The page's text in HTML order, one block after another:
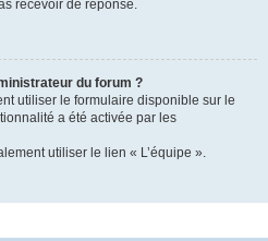
recevoir de réponse.
du forum ?
utiliser le formulaire disponible sur le
a été activée par les
utiliser le lien « L’équipe ».